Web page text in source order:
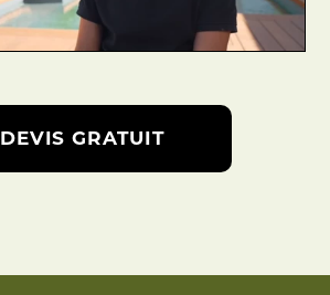
DEVIS GRATUIT